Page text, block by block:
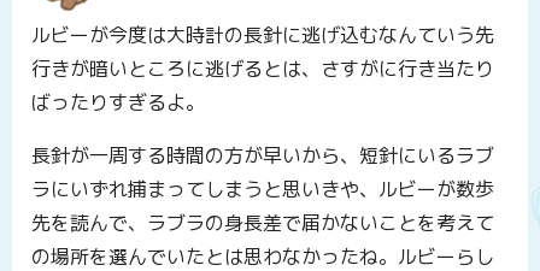
ルビーが今度は大時計の長針に逃げ込むなんていう先
行きが暗いところに逃げるとは、さすがに行き当たり
ばったりすぎるよ。
長針が一周する時間の方が早いから、短針にいるラブ
ラにいずれ捕まってしまうと思いきや、ルビーが数歩
先を読んで、ラブラの身長差で届かないことを考えて
の場所を選んでいたとは思わなかったね。ルビーらし